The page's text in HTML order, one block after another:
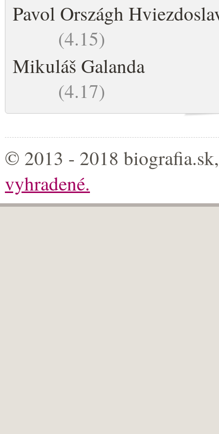
Pavol Országh
(4.15)
Mikuláš Galanda
(4.17)
© 2013 - 2018
vyhradené.